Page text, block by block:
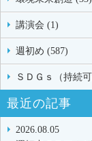
講演会 (1)
週初め (587)
ＳＤＧｓ（持続
最近の記事
2026.08.05